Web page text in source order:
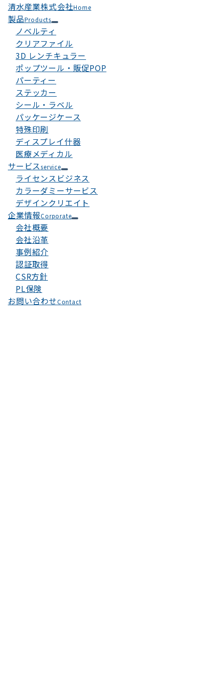
清水産業株式会社Home
製品Products
ノベルティ
クリアファイル
3D レンチキュラー
ポップツール・販促POP
パーティー
ステッカー
シール・ラベル
パッケージケース
特殊印刷
ディスプレイ什器
医療メディカル
サービスservice
ライセンスビジネス
カラーダミーサービス
デザインクリエイト
企業情報Corporate
会社概要
会社沿革
事例紹介
認証取得
CSR方針
PL保険
お問い合わせContact